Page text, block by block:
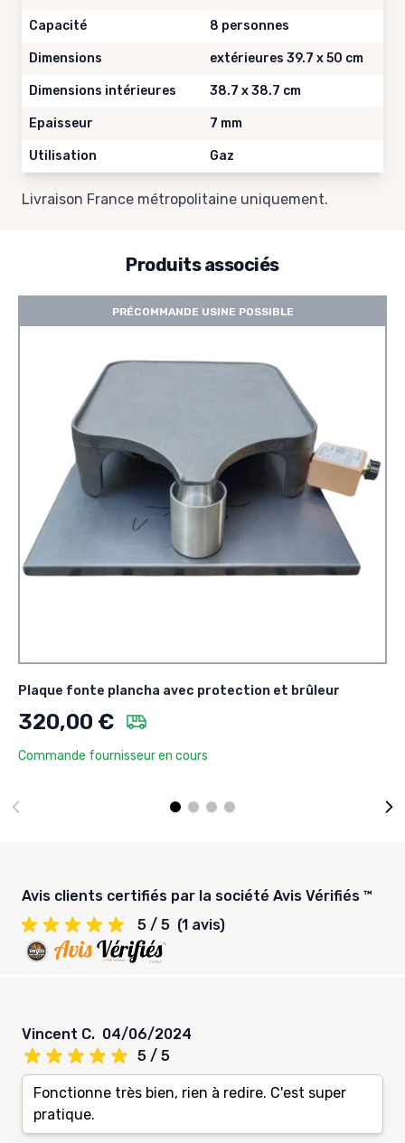
Capacité 8 personnes
Dimensions extérieures 39.7 x 50 cm
Dimensions intérieures 38.7 x 38.7 cm
Epaisseur 7 mm
Utilisation Gaz
Livraison France métropolitaine uniquement.
Produits associés
PRÉCOMMANDE USINE POSSIBLE
Plaque fonte plancha avec protection et brûleur
320,00 €
Commande fournisseur en cours
Avis clients certifiés par la société Avis Vérifiés ™
5 / 5 (1 avis)
Vincent C. 04/06/2024
5 / 5
Fonctionne très bien, rien à redire. C'est super
pratique.